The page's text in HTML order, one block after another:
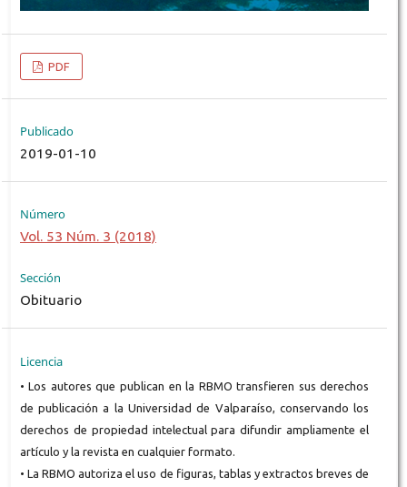
PDF
Publicado
2019-01-10
Número
Vol. 53 Núm. 3 (2018)
Sección
Obituario
Licencia
• Los autores que publican en la RBMO transfieren sus derechos
de publicación a la Universidad de Valparaíso, conservando los
derechos de propiedad intelectual para difundir ampliamente el
artículo y la revista en cualquier formato.
• La RBMO autoriza el uso de figuras, tablas y extractos breves de